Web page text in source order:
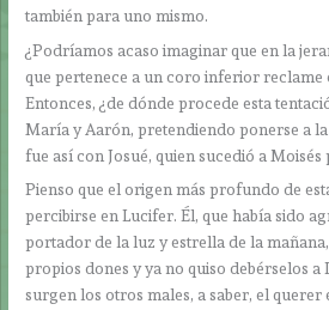
también para uno mismo.
¿Podríamos acaso imaginar que en la
que pertenece a un coro inferior reclame
Entonces, ¿de dónde procede esta
María y Aarón, pretendiendo ponerse a
fue así con Josué, quien sucedió a
Pienso que el origen más profundo de
percibirse en Lucifer. Él, que había sido
portador de la luz y estrella de la
propios dones y ya no quiso debérselos a
surgen los otros males, a saber, el